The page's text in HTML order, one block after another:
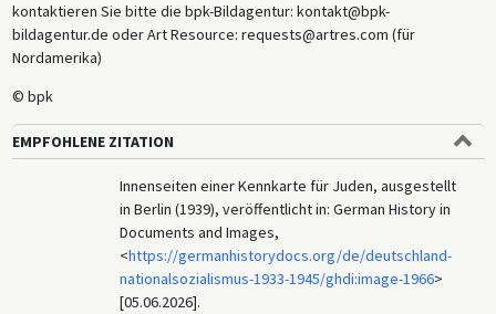
kontaktieren Sie bitte die bpk-Bildagentur: kontakt@bpk-
bildagentur.de oder Art Resource: requests@artres.com (für
Nordamerika)
© bpk
EMPFOHLENE ZITATION
Innenseiten einer Kennkarte für Juden, ausgestellt
in Berlin (1939), veröffentlicht in: German History in
Documents and Images,
<https://germanhistorydocs.org/de/deutschland-
nationalsozialismus-1933-1945/ghdi:image-1966>
[05.06.2026].